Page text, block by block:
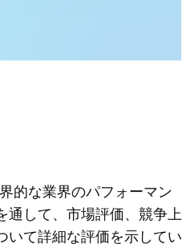
的な業界のパフォーマン
通して、市場評価、競争上
いて詳細な評価を示してい